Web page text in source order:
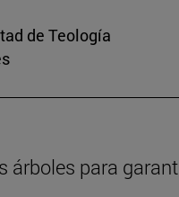
de Teología
árboles para